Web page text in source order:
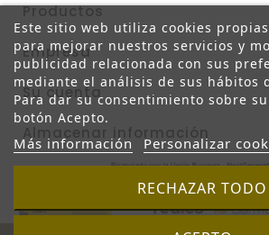
Productos
Empresa
Su cuenta
Almacenar información
Este sitio web utiliza cookies
para mejorar nuestros servicios y
publicidad relacionada con sus
mediante el análisis de sus hábitos
Para dar su consentimiento sobre
botón Acepto.
Más información Personalizar
RECHAZAR TODO